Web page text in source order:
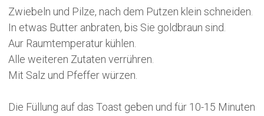
Zwiebeln und Pilze, nach dem Putzen klein schneiden.
In etwas Butter anbraten, bis Sie goldbraun sind.
Aur Raumtemperatur kühlen.
Alle weiteren Zutaten verrühren.
Mit Salz und Pfeffer würzen.
Die Füllung auf das Toast geben und für 10-15 Minuten